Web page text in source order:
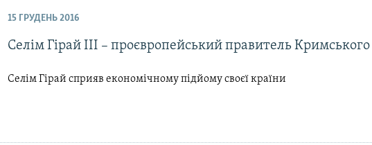
15 ГРУДЕНЬ 2016
Селім Гірай III – проєвропейський правитель Кримського
Селім Гірай сприяв економічному підйому своєї країни